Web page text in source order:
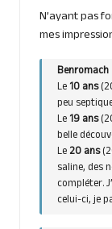
N’ayant pas
mes
Benromach
Le10 ans
peu
Le19 ans
belle
Le20 ans
saline, des
compléter.
celui-ci, je